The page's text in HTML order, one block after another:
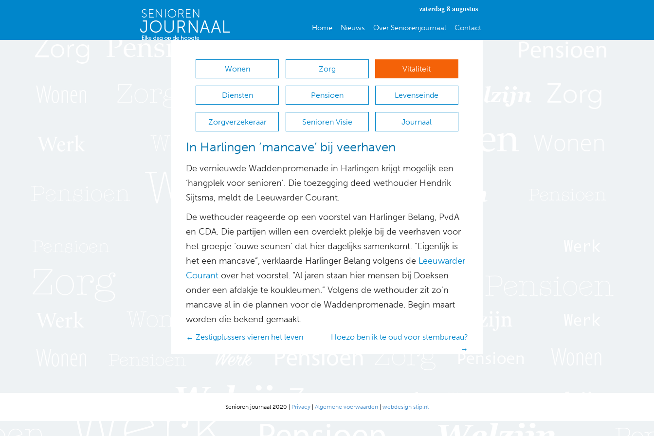
zaterdag 8 augustus
Home Nieuws Over Seniorenjournaal Contact
Wonen Zorg Vitaliteit
Diensten Pensioen Levenseinde
Zorgverzekeraar Senioren Visie Journaal
In Harlingen ‘mancave’ bij veerhaven
De vernieuwde Waddenpromenade in Harlingen krijgt mogelijk een
‘hangplek voor senioren’. Die toezegging deed wethouder Hendrik
Sijtsma, meldt de Leeuwarder Courant.
De wethouder reageerde op een voorstel van Harlinger Belang, PvdA
en CDA. Die partijen willen een overdekt plekje bij de veerhaven voor
het groepje ‘ouwe seunen’ dat hier dagelijks samenkomt. “Eigenlijk is
het een mancave”, verklaarde Harlinger Belang volgens de Leeuwarder
Courant over het voorstel. “Al jaren staan hier mensen bij Doeksen
onder een afdakje te koukleumen.” Volgens de wethouder zit zo’n
mancave al in de plannen voor de Waddenpromenade. Begin maart
worden die bekend gemaakt.
Posts
← Zestigplussers vieren het leven
Hoezo ben ik te oud voor stembureau?
→
Senioren journaal 2020 | Privacy | Algemene voorwaarden | webdesign stip.nl